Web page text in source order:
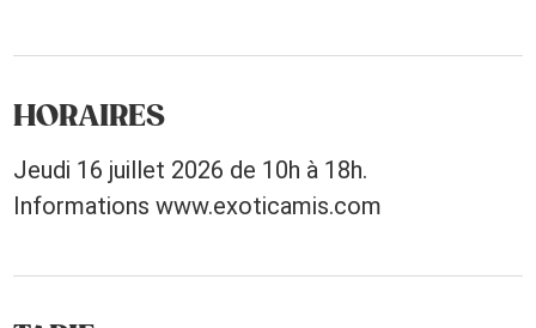
HORAIRES
Jeudi 16 juillet 2026 de 10h à 18h.
Informations www.exoticamis.com